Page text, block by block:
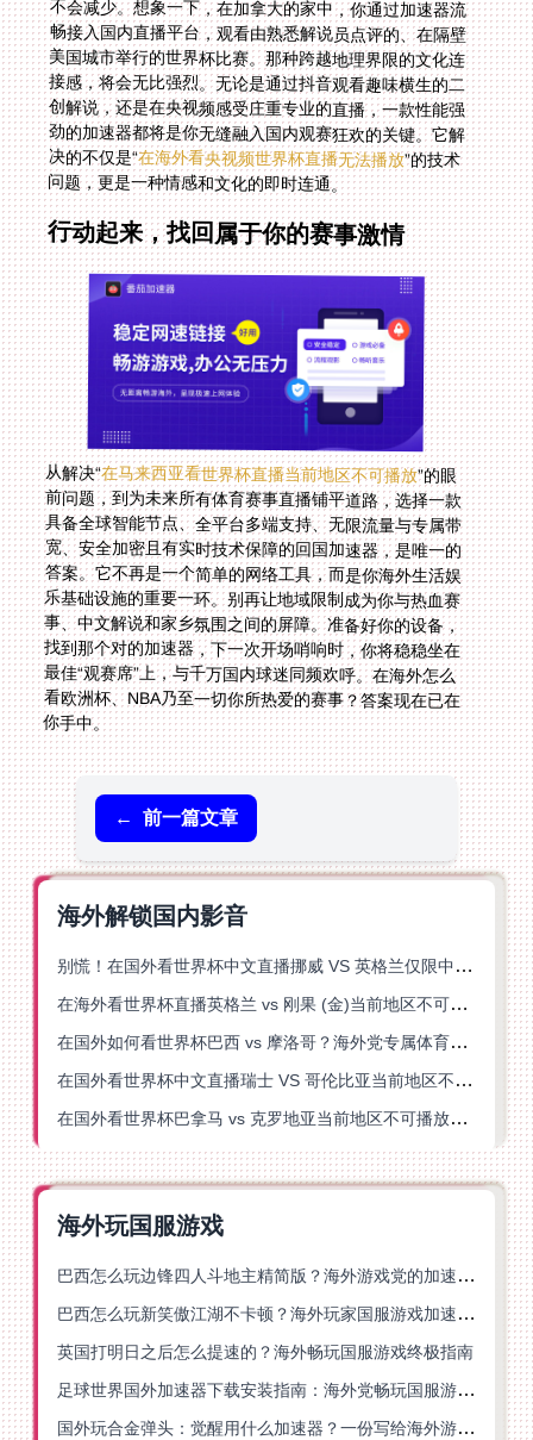
决的不仅是“在海外看央视频世界杯直播无法播放”的技术
问题，更是一种情感和文化的即时连通。
行动起来，找回属于你的赛事激情
从解决“在马来西亚看世界杯直播当前地区不可播放”的眼
前问题，到为未来所有体育赛事直播铺平道路，选择一款
具备全球智能节点、全平台多端支持、无限流量与专属带
宽、安全加密且有实时技术保障的回国加速器，是唯一的
答案。它不再是一个简单的网络工具，而是你海外生活娱
乐基础设施的重要一环。别再让地域限制成为你与热血赛
事、中文解说和家乡氛围之间的屏障。准备好你的设备，
找到那个对的加速器，下一次开场哨响时，你将稳稳坐在
最佳“观赛席”上，与千万国内球迷同频欢呼。在海外怎么
看欧洲杯、NBA乃至一切你所热爱的赛事？答案现在已在
你手中。
← 前一篇文章
海外解锁国内影音
别慌！在国外看世界杯中文直播挪威 VS 英格兰仅限中国大陆？这篇指南帮你搞定
在海外看世界杯直播英格兰 vs 刚果 (金)当前地区不可播放？这篇指南帮你突破所有限制
在国外如何看世界杯巴西 vs 摩洛哥？海外党专属体育观赛指南来了
在国外看世界杯中文直播瑞士 VS 哥伦比亚当前地区不可播放？这篇指南帮你搞定
在国外看世界杯巴拿马 vs 克罗地亚当前地区不可播放？这篇指南帮你轻松解决海外体育直播难题
海外玩国服游戏
巴西怎么玩边锋四人斗地主精简版？海外游戏党的加速器终极选择
巴西怎么玩新笑傲江湖不卡顿？海外玩家国服游戏加速终极指南（附猫和老鼠一梦江湖实测）
英国打明日之后怎么提速的？海外畅玩国服游戏终极指南
足球世界国外加速器下载安装指南：海外党畅玩国服游戏的终极解决方案
国外玩合金弹头：觉醒用什么加速器？一份写给海外游子的畅玩指南